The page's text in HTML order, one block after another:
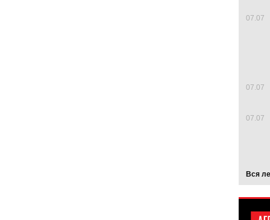
07.07
07.07
07.07
Вся